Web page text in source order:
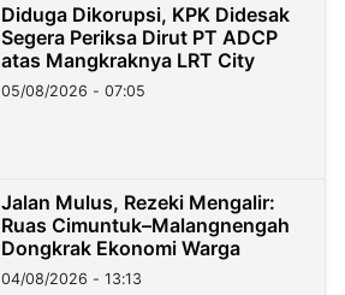
Diduga Dikorupsi, KPK Didesak
Segera Periksa Dirut PT ADCP
atas Mangkraknya LRT City
05/08/2026 - 07:05
Jalan Mulus, Rezeki Mengalir:
Ruas Cimuntuk–Malangnengah
Dongkrak Ekonomi Warga
04/08/2026 - 13:13